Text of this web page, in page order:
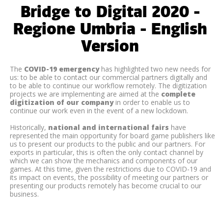
Bridge to Digital 2020 -
Regione Umbria - English
Version
The COVID-19 emergencyhas highlighted two new needs for
us: to be able to contact our commercial partners digitally and
to be able to continue our workflow remotely. The digitization
projects we are implementing are aimed at the complete
digitization of our companyin order to enable us to
continue our work even in the event of a new lockdown.
Historically, national and international fairs have
represented the main opportunity for board game publishers like
us to present our products to the public and our partners. For
exports in particular, this is often the only contact channel by
which we can show the mechanics and components of our
games. At this time, given the restrictions due to COVID-19 and
its impact on events, the possibility of meeting our partners or
presenting our products remotely has become crucial to our
business.